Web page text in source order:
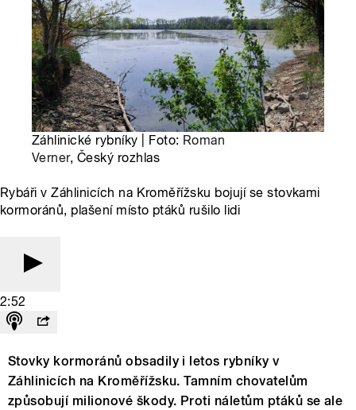
Záhlinické rybníky | Foto: Roman
Verner, Český rozhlas
Rybáři v Záhlinicích na Kroměřížsku bojují se stovkami
kormoránů, plašení místo ptáků rušilo lidi
2:52
Stovky kormoránů obsadily i letos rybníky v
Záhlinicích na Kroměřížsku. Tamním chovatelům
způsobují milionové škody. Proti náletům ptáků se ale